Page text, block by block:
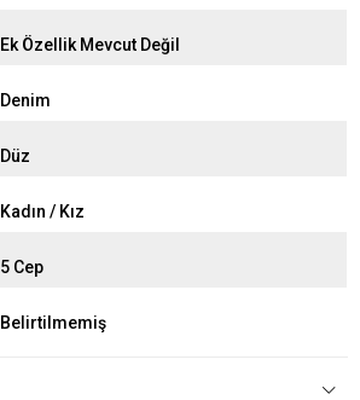
Ek Özellik Mevcut Değil
Denim
Düz
Kadın / Kız
5 Cep
Belirtilmemiş